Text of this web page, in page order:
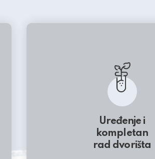
Uređenje i
kompletan
rad dvorišta